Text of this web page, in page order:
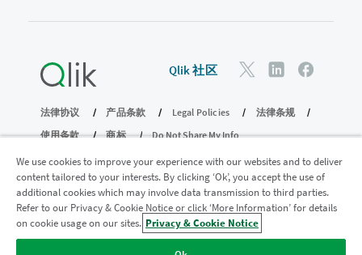
Qlik 社区
法律协议 产品条款 Legal Policies
法律条规
使用条款
商标
Do Not Share My Info
版权所有 © 1993-2026 QlikTech International AB。保留所有权利。
加入分析现代化计划
使用分析现代化计划实现现代化，同时不损害您宝贵的
We use cookies to improve your experience with our websites and to deliver
content tailored to your interests. By clicking ‘Ok’, you accept the use of
additional cookies which may involve data transmission to third parties.
Refer to our Privacy & Cookie Notice or click ‘More Information’ for details
on cookie usage on our sites. Privacy & Cookie Notice